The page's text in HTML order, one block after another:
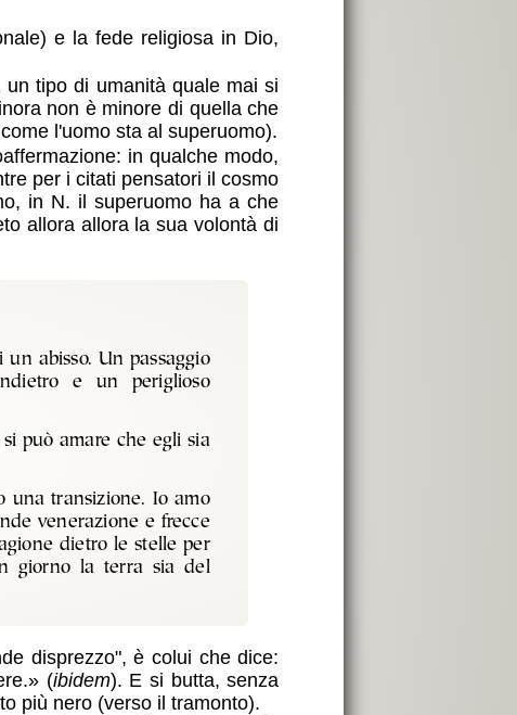
e la fede religiosa in Dio,
tipo di umanità quale mai si
non è minore di quella che
l'uomo sta al superuomo).
in qualche modo,
per i citati pensatori il cosmo
in N. il superuomo ha a che
allora allora la sua volontà di
abisso. Un passaggio
e un periglioso
può amare che egli sia
una transizione. Io amo
venerazione e frecce
dietro le stelle per
giorno la terra sia del
disprezzo", è colui che dice:
(ibidem). E si butta, senza
più nero (verso il tramonto).